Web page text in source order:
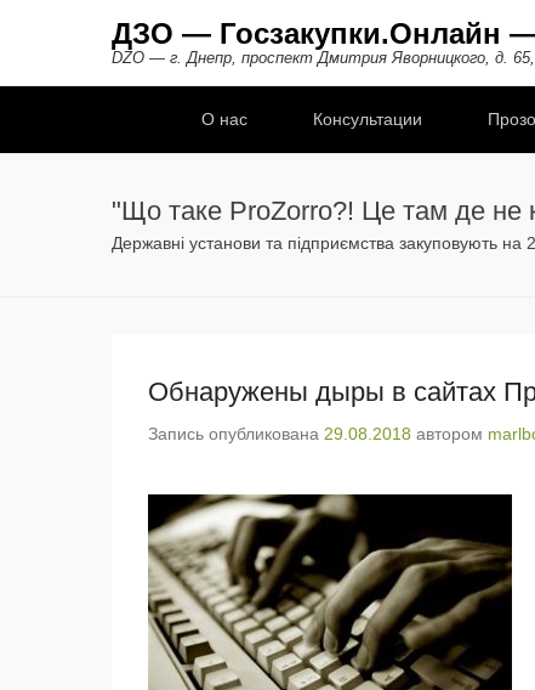
ДЗО — Госзакупки.Онлайн
DZO — г. Днепр, проспект Дмитрия Яворницкого, д.
О нас
Консультации
"Що таке ProZorro?! Це там де не
Державні установи та підприємства закуповують на
Обнаружены дыры в сайтах
Запись опубликована 29.08.2018 автором